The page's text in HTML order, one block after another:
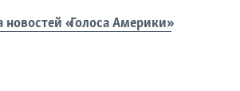
«Голоса Америки»